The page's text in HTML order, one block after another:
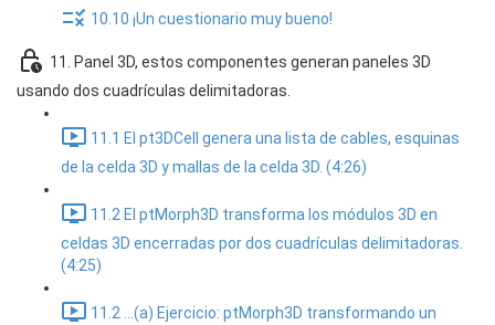
10.10 ¡Un cuestionario muy bueno!
11. Panel 3D, estos componentes generan paneles 3D
usando dos cuadrículas delimitadoras.
11.1 El pt3DCell genera una lista de cables, esquinas
de la celda 3D y mallas de la celda 3D. (4:26)
11.2 El ptMorph3D transforma los módulos 3D en
celdas 3D encerradas por dos cuadrículas delimitadoras.
(4:25)
11.2 ...(a) Ejercicio: ptMorph3D transformando un